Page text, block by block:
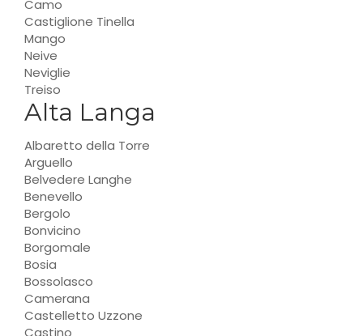
Camo
Castiglione Tinella
Mango
Neive
Neviglie
Treiso
Alta Langa
Albaretto della Torre
Arguello
Belvedere Langhe
Benevello
Bergolo
Bonvicino
Borgomale
Bosia
Bossolasco
Camerana
Castelletto Uzzone
Castino